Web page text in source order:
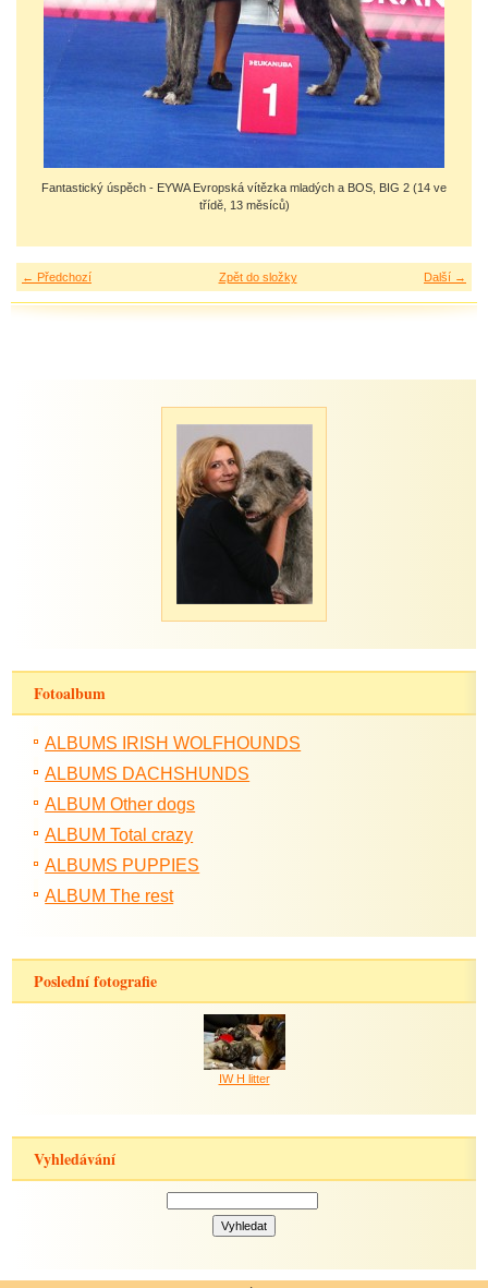
Fantastický úspěch - EYWA Evropská vítězka mladých a BOS, BIG 2 (14 ve
třídě, 13 měsíců)
← Předchozí Další →
Zpět do složky
Fotoalbum
ALBUMS IRISH WOLFHOUNDS
ALBUMS DACHSHUNDS
ALBUM Other dogs
ALBUM Total crazy
ALBUMS PUPPIES
ALBUM The rest
Poslední fotografie
IW H litter
Vyhledávání